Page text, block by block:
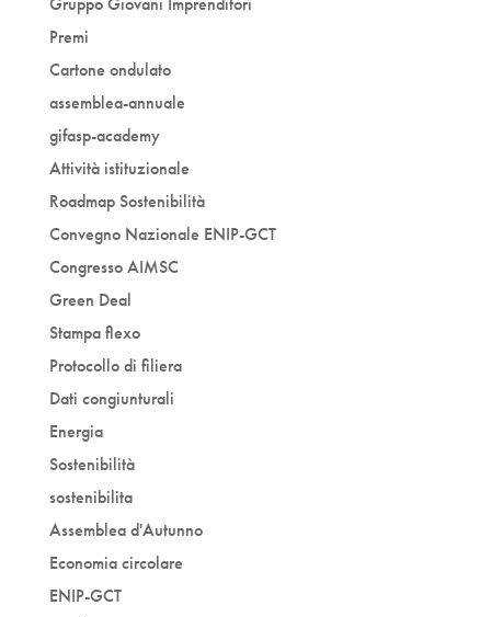
Premi
Cartone ondulato
assemblea-annuale
gifasp-academy
Attività istituzionale
Roadmap Sostenibilità
Convegno Nazionale ENIP-GCT
Congresso AIMSC
Green Deal
Stampa flexo
Protocollo di filiera
Dati congiunturali
Energia
Sostenibilità
sostenibilita
Assemblea d'Autunno
Economia circolare
ENIP-GCT